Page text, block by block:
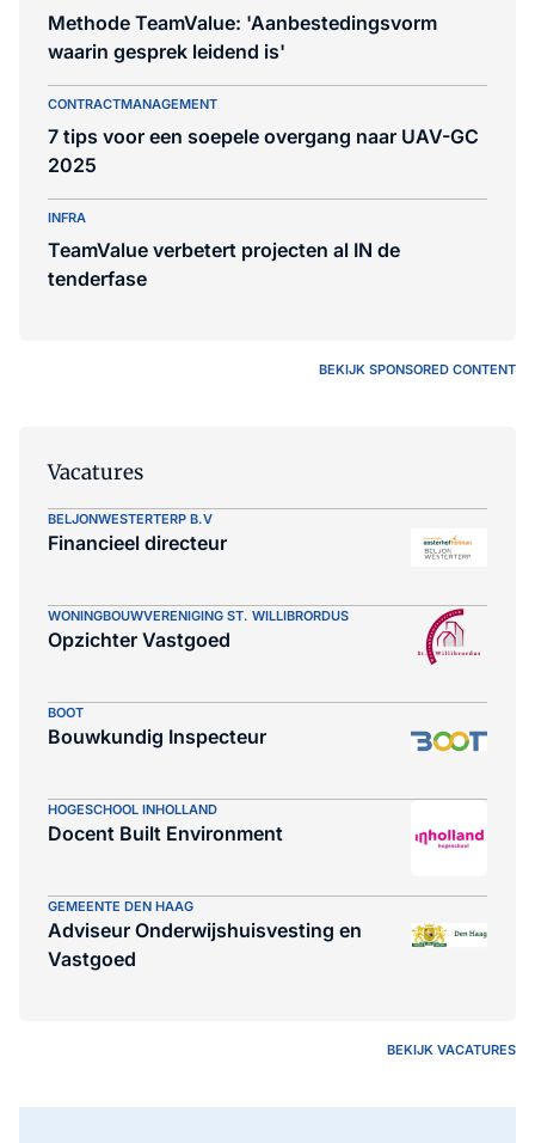
Methode TeamValue: 'Aanbestedingsvorm
waarin gesprek leidend is'
CONTRACTMANAGEMENT
7 tips voor een soepele overgang naar UAV-GC
2025
INFRA
TeamValue verbetert projecten al IN de
tenderfase
BEKIJK SPONSORED CONTENT
Vacatures
BELJONWESTERTERP B.V
Financieel directeur
WONINGBOUWVERENIGING ST. WILLIBRORDUS
Opzichter Vastgoed
BOOT
Bouwkundig Inspecteur
HOGESCHOOL INHOLLAND
Docent Built Environment
GEMEENTE DEN HAAG
Adviseur Onderwijshuisvesting en
Vastgoed
BEKIJK VACATURES